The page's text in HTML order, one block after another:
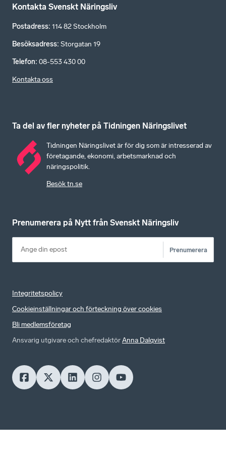
Kontakta Svenskt Näringsliv
Postadress: 114 82 Stockholm
Besöksadress: Storgatan 19
Telefon: 08-553 430 00
Kontakta oss
Ta del av fler nyheter på Tidningen Näringslivet
Tidningen Näringslivet är för dig som är intresserad av
företagande, ekonomi, arbetsmarknad och
näringspolitik.
Besök tn.se
Prenumerera på Nytt från Svenskt Näringsliv
Prenumerera
Integritetspolicy
Cookieinställningar och förteckning över cookies
Bli medlemsföretag
Ansvarig utgivare och chefredaktörAnna Dalqvist